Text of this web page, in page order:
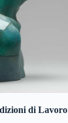
di Lavoro